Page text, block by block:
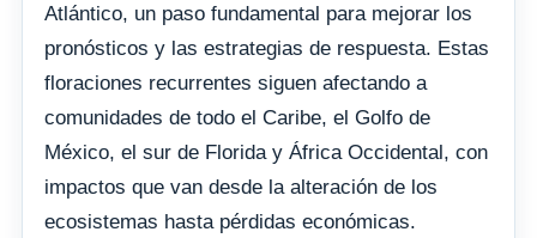
Atlántico, un paso fundamental para mejorar los
pronósticos y las estrategias de respuesta. Estas
floraciones recurrentes siguen afectando a
comunidades de todo el Caribe, el Golfo de
México, el sur de Florida y África Occidental, con
impactos que van desde la alteración de los
ecosistemas hasta pérdidas económicas.